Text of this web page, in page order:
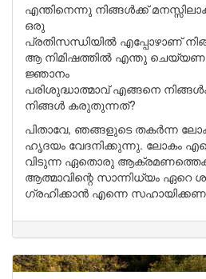
എന്തിനെന്നു നിങ്ങൾക്ക്
ഒരു
പ്രതിസന്ധിയിൽ എപ്പോഴാണ്
ആ നിമിഷത്തിൽ എന്തു ചെയ്യണം
ജ്ഞാനം
പരിശുദ്ധാത്മാവ് എങ്ങനെ
നിങ്ങൾ കരുതുന്നത്?
പിതാവേ, ഞങ്ങളുടെ തകർന്ന
ഹൃദയം വേദനിക്കുന്നു. ലോകം
വിടുന്ന ഏതൊരു
ആത്മാവിന്റെ സാന്നിധ്യം ഏറെ
ഗ്രഹിക്കാൻ എന്നെ